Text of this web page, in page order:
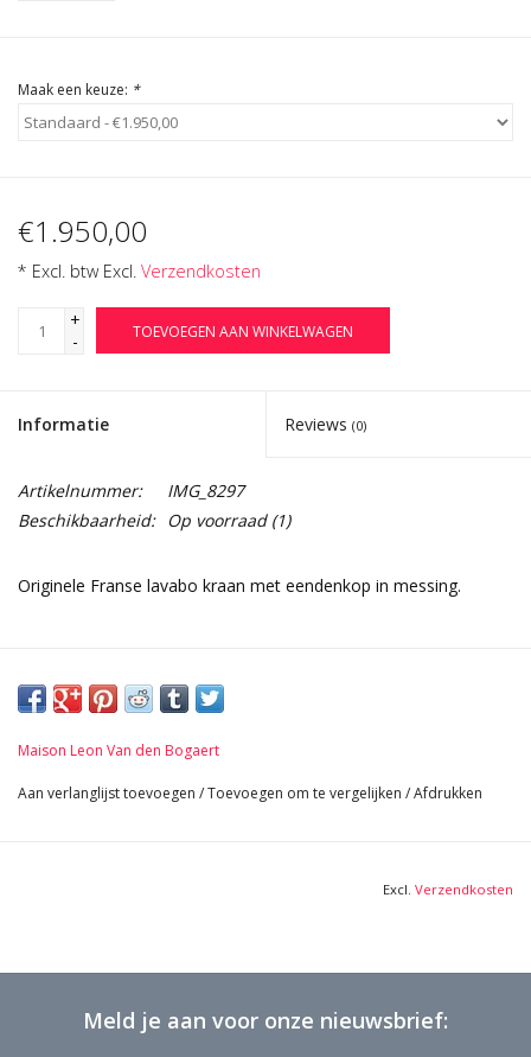
Maak een keuze: *
€1.950,00
* Excl. btw Excl. Verzendkosten
+
-
TOEVOEGEN AAN WINKELWAGEN
Informatie Reviews (0)
Artikelnummer:
IMG_8297
Beschikbaarheid: Op voorraad(1)
Originele Franse lavabo kraan met eendenkop in messing.
Maison Leon Van den Bogaert
Aan verlanglijst toevoegen /Toevoegen om te vergelijken /Afdrukken
Excl. Verzendkosten
Meld je aan voor onze nieuwsbrief: